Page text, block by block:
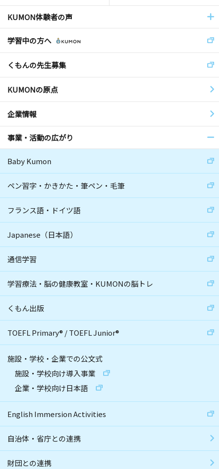
KUMON体験者の声
学習中の方へ
くもんの先生募集
KUMONの原点
企業情報
事業・活動の広がり
Baby Kumon
ペン習字・かきかた・筆ペン・毛筆
フランス語・ドイツ語
Japanese（日本語）
通信学習
学習療法・脳の健康教室・KUMONの脳トレ
くもん出版
TOEFL Primary® /TOEFL Junior®
施設・学校・企業での公文式
施設・学校向け導入事業
企業・学校向け日本語
English Immersion Activities
自治体・省庁との連携
財団との連携